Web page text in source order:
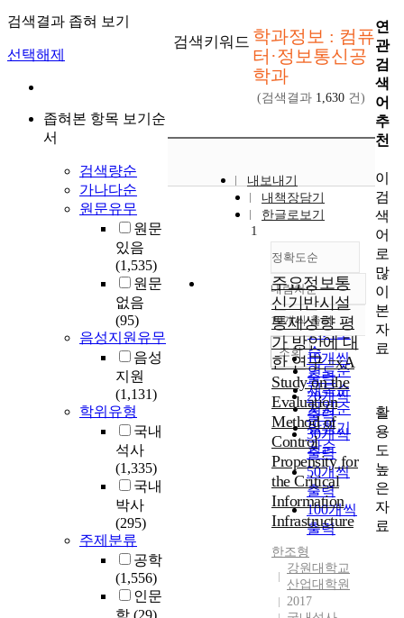
검색결과 좁혀 보기
선택해제
좁혀본 항목 보기순
서
검색량순
가나다순
원문유무
원문
있음
(1,535)
원문
없음
(95)
음성지원유무
음성
지원
(1,131)
학위유형
국내
석사
(1,335)
국내
박사
(295)
주제분류
공학
(1,556)
인문
검색키워드 학과정보 : 컴퓨
터·정보통신공
학과
(검색결과 1,630 건)
내보내기
내책장담기
한글로보기
정확도순
정확도
순
인기도
순
연도순
제목순
저자순
발행기
관순
내림차순
내림차순
10개씩 출력
10개씩
출력
20개씩
출력
30개씩
출력
50개씩
출력
100개씩
출력
조회
1
주요정보통
신기반시설
통제성향 평
가 방안에 대
한 연구 =xA
Study on the
Evaluation
Method of
Control
Propensity for
the Critical
Information
Infrastructure
한조형
강원대학교
산업대학원
2017
연
관
검
색
어
추
천
이
검
색
어
로
많
이
본
자
료
활
용
도
높
은
자
료